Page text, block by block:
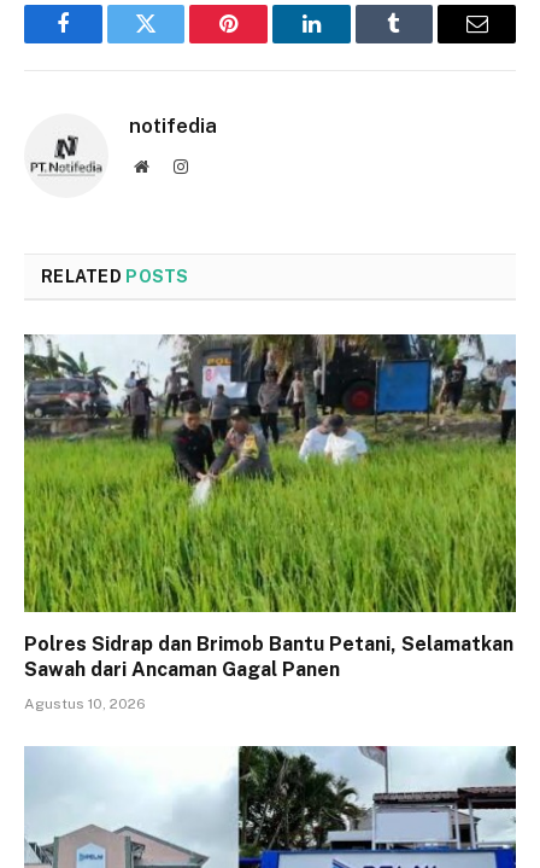
FacebookTwitter Pinterest LinkedInTumblr Email
notifedia
WebsiteInstagram
RELATED POSTS
Polres Sidrap dan Brimob Bantu Petani, Selamatkan
Sawah dari Ancaman Gagal Panen
Agustus 10, 2026